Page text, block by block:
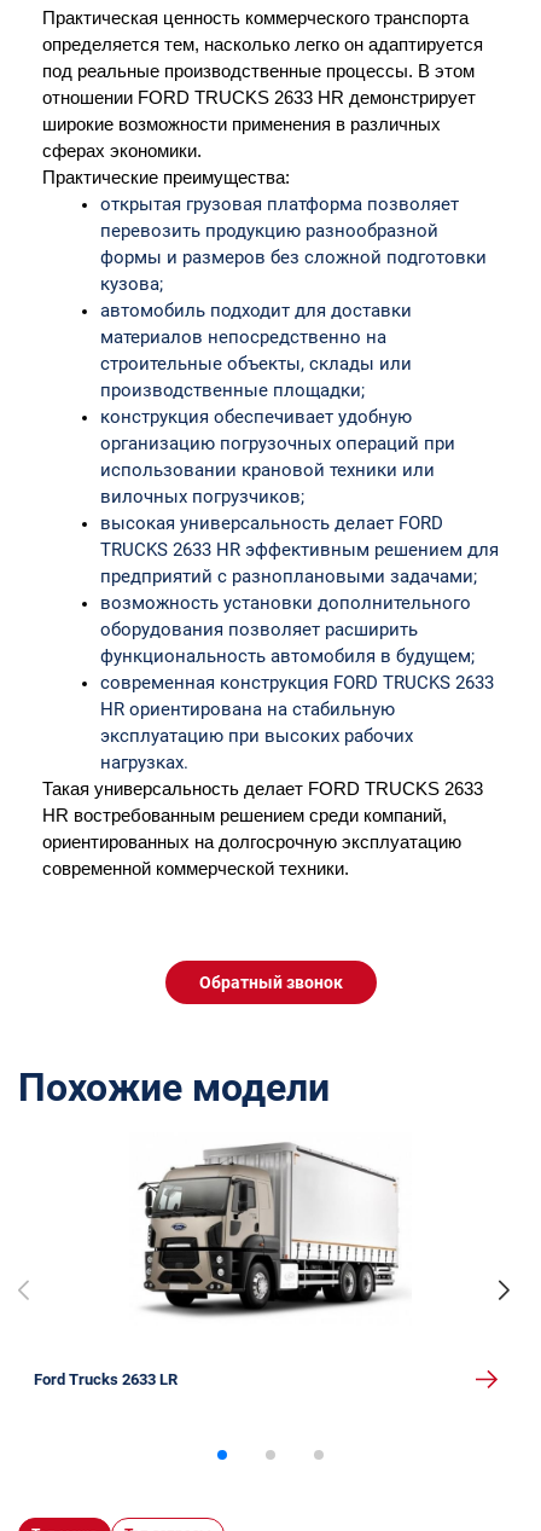
Практическая ценность коммерческого транспорта
определяется тем, насколько легко он адаптируется
под реальные производственные процессы. В этом
отношении FORD TRUCKS 2633 HR демонстрирует
широкие возможности применения в различных
сферах экономики.
Практические преимущества:
открытая грузовая платформа позволяет
перевозить продукцию разнообразной
формы и размеров без сложной подготовки
кузова;
автомобиль подходит для доставки
материалов непосредственно на
строительные объекты, склады или
производственные площадки;
конструкция обеспечивает удобную
организацию погрузочных операций при
использовании крановой техники или
вилочных погрузчиков;
высокая универсальность делает FORD
TRUCKS 2633 HR эффективным решением для
предприятий с разноплановыми задачами;
возможность установки дополнительного
оборудования позволяет расширить
функциональность автомобиля в будущем;
современная конструкция FORD TRUCKS 2633
HR ориентирована на стабильную
эксплуатацию при высоких рабочих
нагрузках.
Такая универсальность делает FORD TRUCKS 2633
HR востребованным решением среди компаний,
ориентированных на долгосрочную эксплуатацию
современной коммерческой техники.
Обратный звонок
Похожие модели
Ford Trucks 2633 LR